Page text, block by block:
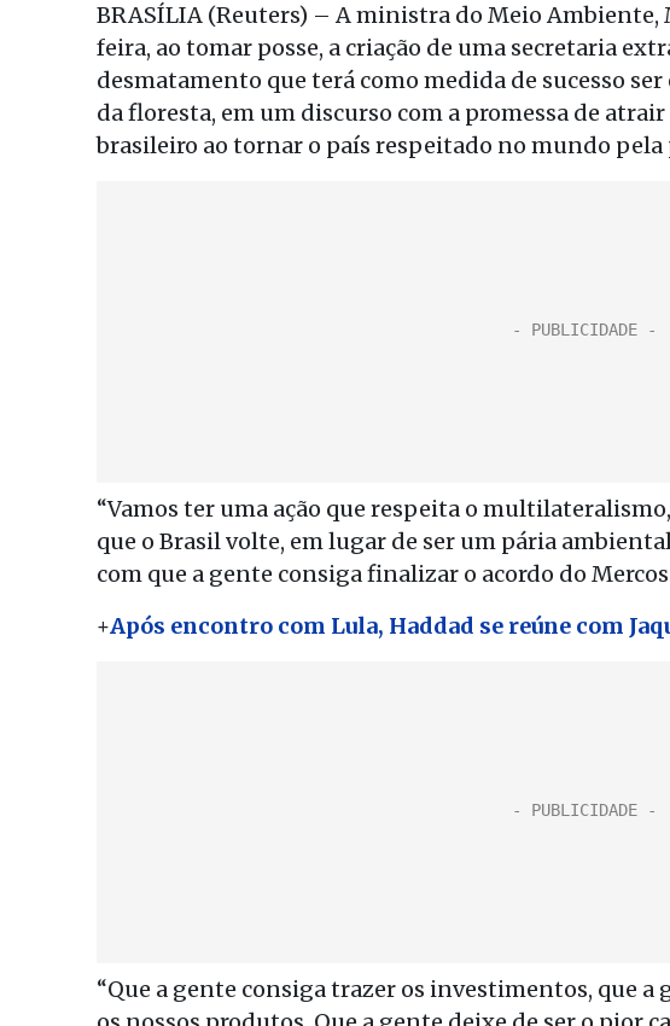
BRASÍLIA (Reuters) – A ministra do Meio
feira, ao tomar posse, a criação de uma secretaria
desmatamento que terá como medida de sucesso
da floresta, em um discurso com a promessa de
brasileiro ao tornar o país respeitado no mundo pela
“Vamos ter uma ação que respeita o
que o Brasil volte, em lugar de ser um pária
com que a gente consiga finalizar o acordo do
+Após encontro com Lula, Haddad se reúne com
“Que a gente consiga trazer os investimentos, que a